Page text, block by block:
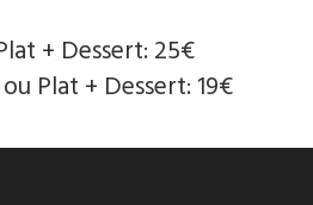
+ Dessert: 25€
Plat + Dessert: 19€